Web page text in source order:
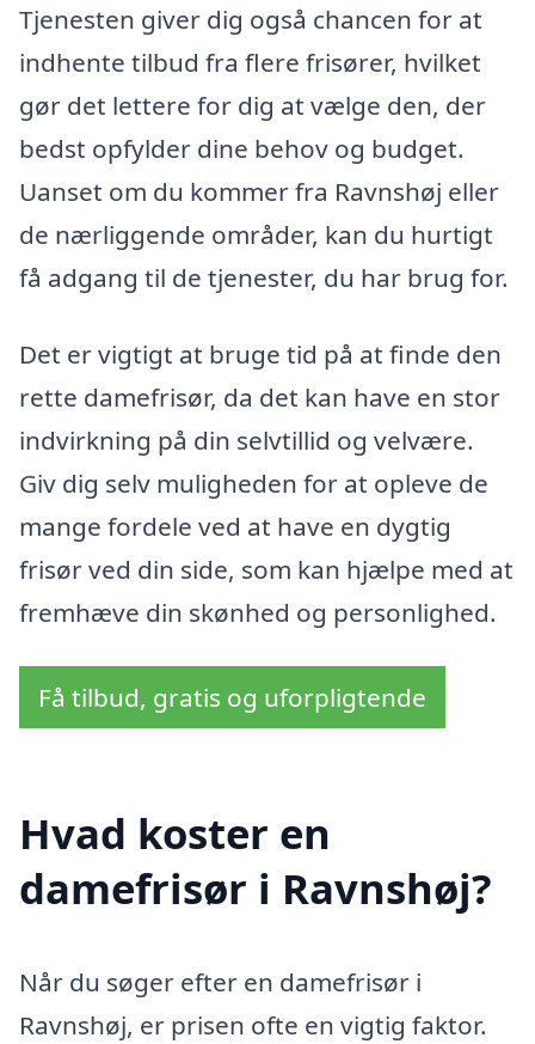
Tjenesten giver dig også chancen for at
indhente tilbud fra flere frisører, hvilket
gør det lettere for dig at vælge den, der
bedst opfylder dine behov og budget.
Uanset om du kommer fra Ravnshøj eller
de nærliggende områder, kan du hurtigt
få adgang til de tjenester, du har brug for.
Det er vigtigt at bruge tid på at finde den
rette damefrisør, da det kan have en stor
indvirkning på din selvtillid og velvære.
Giv dig selv muligheden for at opleve de
mange fordele ved at have en dygtig
frisør ved din side, som kan hjælpe med at
fremhæve din skønhed og personlighed.
Få tilbud, gratis og uforpligtende
Hvad koster en
damefrisør i Ravnshøj?
Når du søger efter en damefrisør i
Ravnshøj, er prisen ofte en vigtig faktor.